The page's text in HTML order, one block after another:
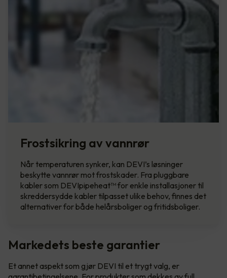
Frostsikring av vannrør
Når temperaturen synker, kan DEVI’s løsninger
beskytte vannrør mot frostskader. Fra pluggbare
kabler som DEVIpipeheat™ for enkle installasjoner til
skreddersydde kabler tilpasset ulike behov, finnes det
alternativer for både helårsboliger og fritidsboliger.
Markedets beste garantier
Et annet aspekt som gjør DEVI til et trygt valg, er